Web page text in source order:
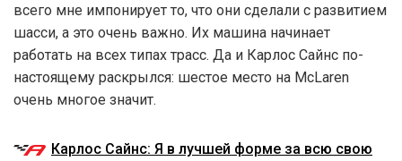
всего мне импонирует то, что они сделали с развитием
шасси, а это очень важно. Их машина начинает
работать на всех типах трасс. Да и Карлос Сайнс по-
настоящему раскрылся: шестое место на McLaren
очень многое значит.
Карлос Сайнс: Я в лучшей форме за всю свою